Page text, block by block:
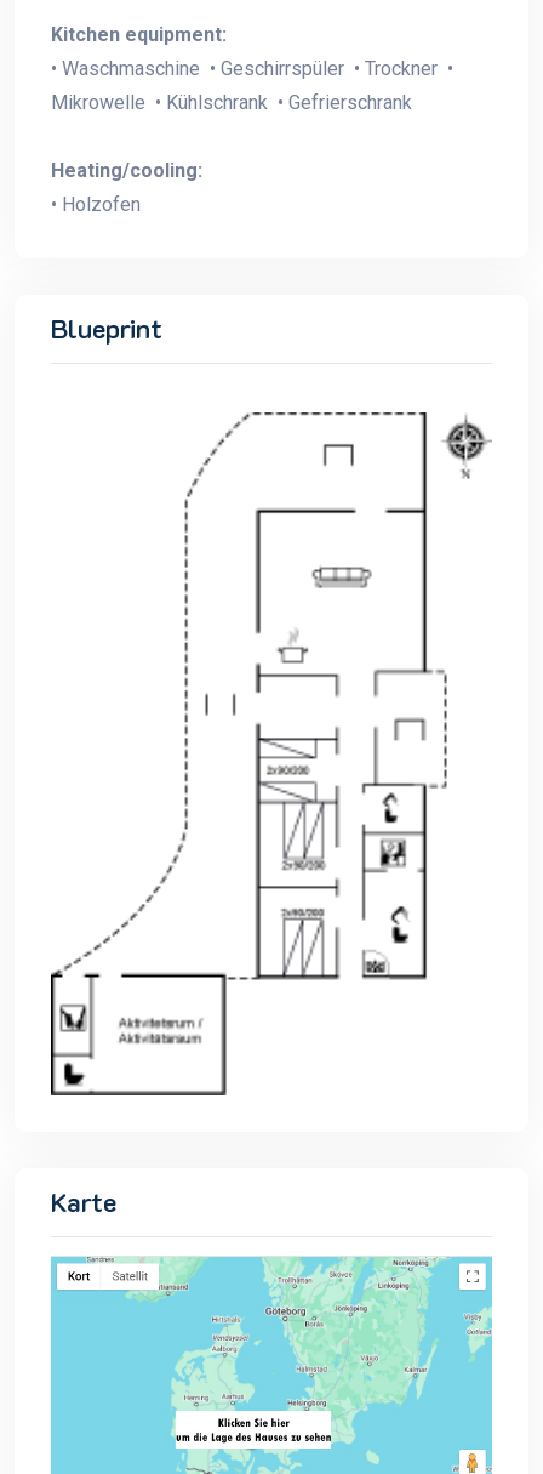
Kitchen equipment:
• Waschmaschine • Geschirrspüler • Trockner •
Mikrowelle • Kühlschrank • Gefrierschrank
Heating/cooling:
• Holzofen
Blueprint
Karte